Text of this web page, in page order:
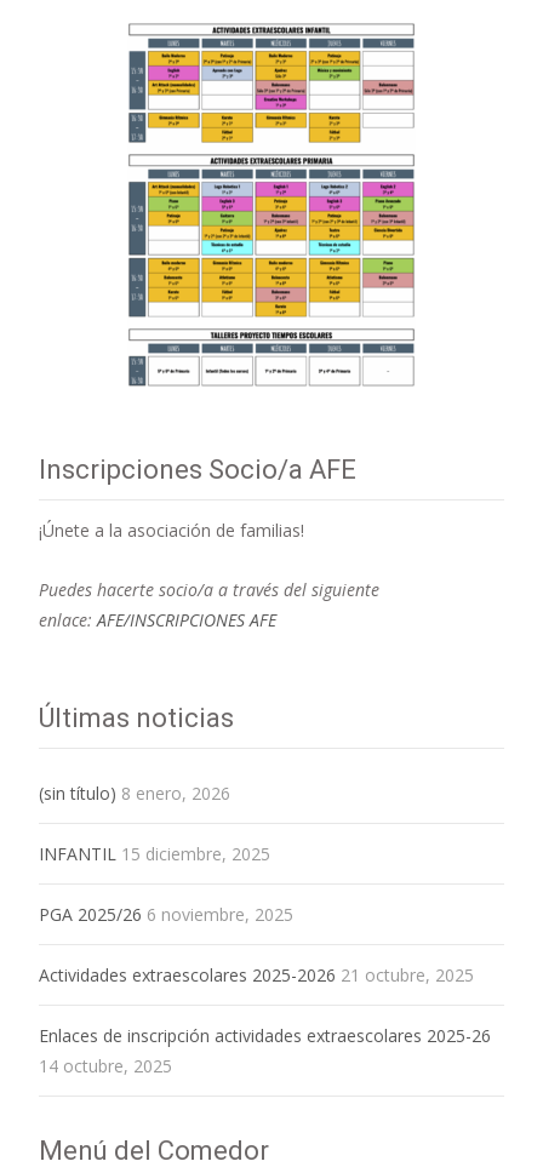
Inscripciones Socio/a AFE
¡Únete a la asociación de familias!
Puedes hacerte socio/a a través del siguiente
enlace:AFE/INSCRIPCIONES AFE
Últimas noticias
(sin título) 8 enero, 2026
INFANTIL 15 diciembre, 2025
PGA 2025/26 6 noviembre, 2025
Actividades extraescolares 2025-2026 21 octubre, 2025
Enlaces de inscripción actividades extraescolares 2025-26
14 octubre, 2025
Menú del Comedor